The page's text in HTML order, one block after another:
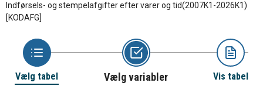
Indførsels- og stempelafgifter efter varer og tid(2007K1-2026K1)
[KODAFG]
Vælg tabel Vælg variabler Vis tabel